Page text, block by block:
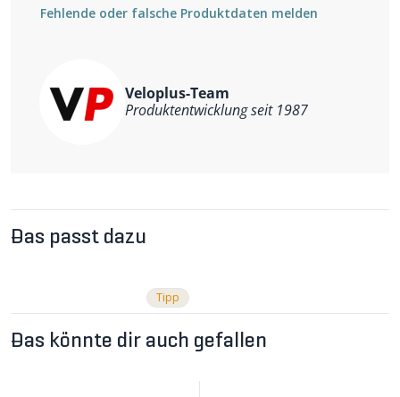
Fehlende oder falsche Produktdaten melden
Veloplus-Team
Produktentwicklung seit 1987
Das passt dazu
Tipp
Das könnte dir auch gefallen